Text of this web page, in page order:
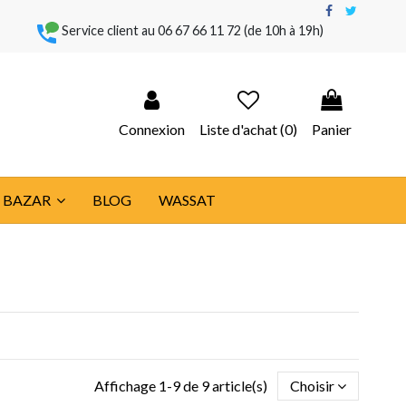
Service client au06 67 66 11 72 (de 10h à 19h)
Connexion Liste d'achat (0) Panier
BAZAR BLOG WASSAT
Affichage 1-9 de 9 article(s) Choisir